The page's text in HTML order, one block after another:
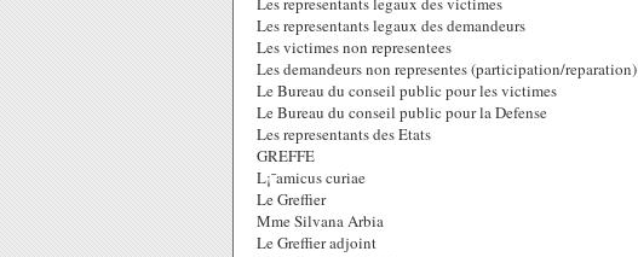
Les representants legaux des demandeurs
Les victimes non representees
Les demandeurs non representes (participation/reparation)
Le Bureau du conseil public pour les victimes
Le Bureau du conseil public pour la Defense
Les representants des Etats
GREFFE
L¡¯amicus curiae
Le Greffier
Mme Silvana Arbia
Le Greffier adjoint